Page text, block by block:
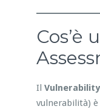
Cos’è
Il
vulnerabilità)